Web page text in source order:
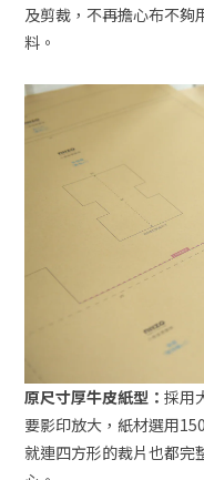
及剪裁，不再擔心布不夠
料。
原尺寸厚牛皮紙型： 採用
要影印放大，紙材選用
就連四方形的裁片也都完